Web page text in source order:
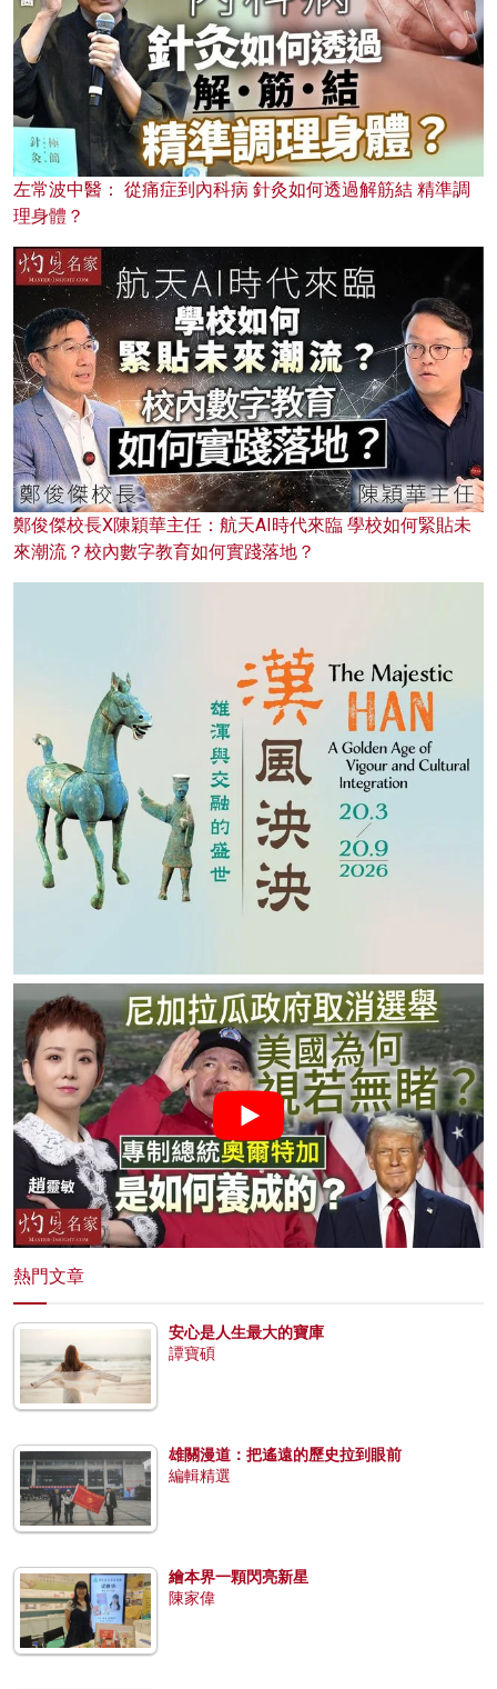
左常波中醫： 從痛症到內科病 針灸如何透過解筋結 精準調
理身體？
鄭俊傑校長X陳穎華主任：航天AI時代來臨 學校如何緊貼未
來潮流？校內數字教育如何實踐落地？
熱門文章
安心是人生最大的寶庫
譚寶碩
雄關漫道：把遙遠的歷史拉到眼前
編輯精選
繪本界一顆閃亮新星
陳家偉